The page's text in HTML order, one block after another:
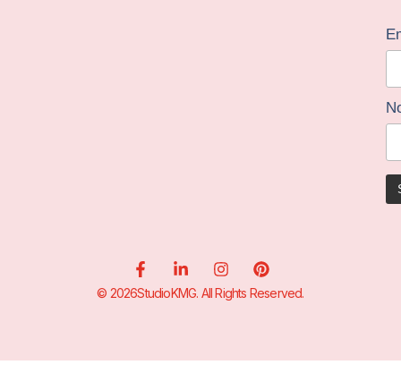
© 2026StudioKMG. All Rights Reserved.